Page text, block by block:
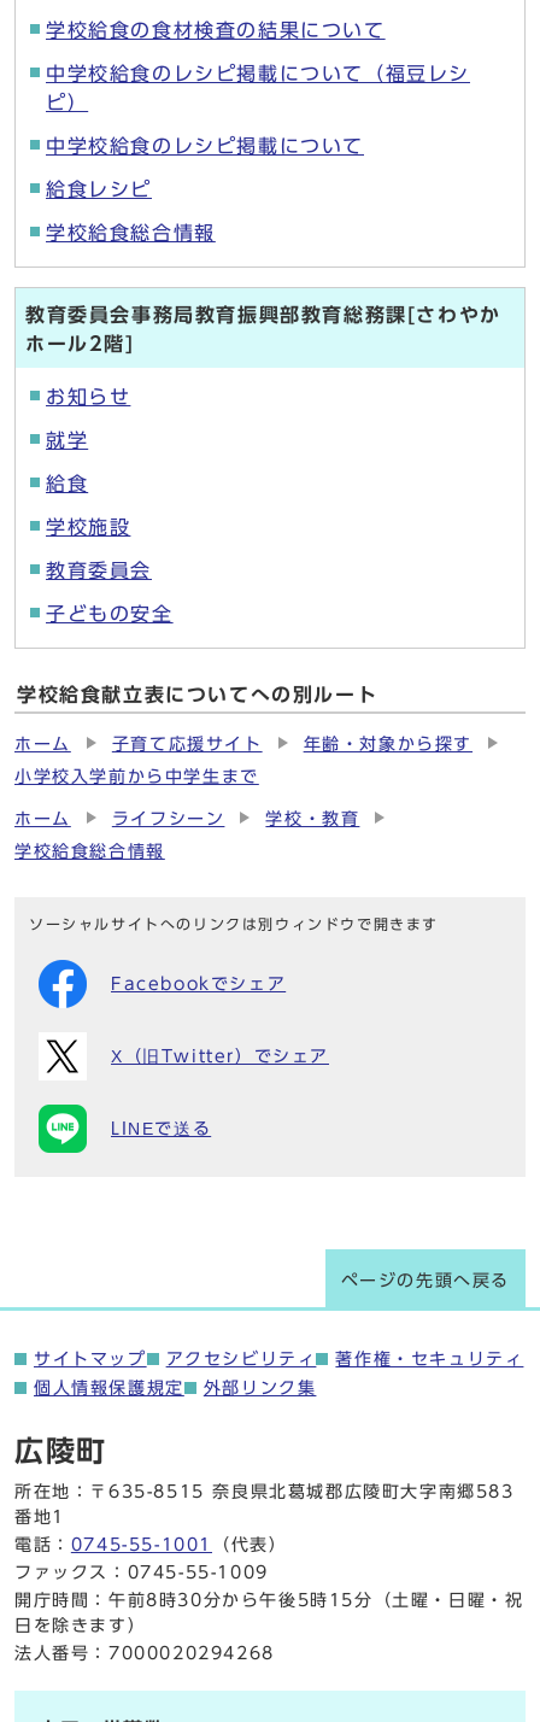
学校給食の食材検査の結果について
中学校給食のレシピ掲載について（福豆レシ
ピ）
中学校給食のレシピ掲載について
給食レシピ
学校給食総合情報
教育委員会事務局教育振興部教育総務課[さわやか
ホール2階]
お知らせ
就学
給食
学校施設
教育委員会
子どもの安全
学校給食献立表についてへの別ルート
ホーム 子育て応援サイト
年齢・対象から探す
小学校入学前から中学生まで
ホーム ライフシーン
学校・教育
学校給食総合情報
ソーシャルサイトへのリンクは別ウィンドウで開きます
Facebookでシェア
X（旧Twitter）でシェア
LINEで送る
ページの先頭へ戻る
サイトマップ アクセシビリティ
著作権・セキュリティ
個人情報保護規定
外部リンク集
広陵町
所在地：〒635-8515 奈良県北葛城郡広陵町大字南郷583
番地1
電話： 0745-55-1001
（代表）
ファックス：0745-55-1009
開庁時間：午前8時30分から午後5時15分（土曜・日曜・祝
日を除きます）
法人番号：7000020294268